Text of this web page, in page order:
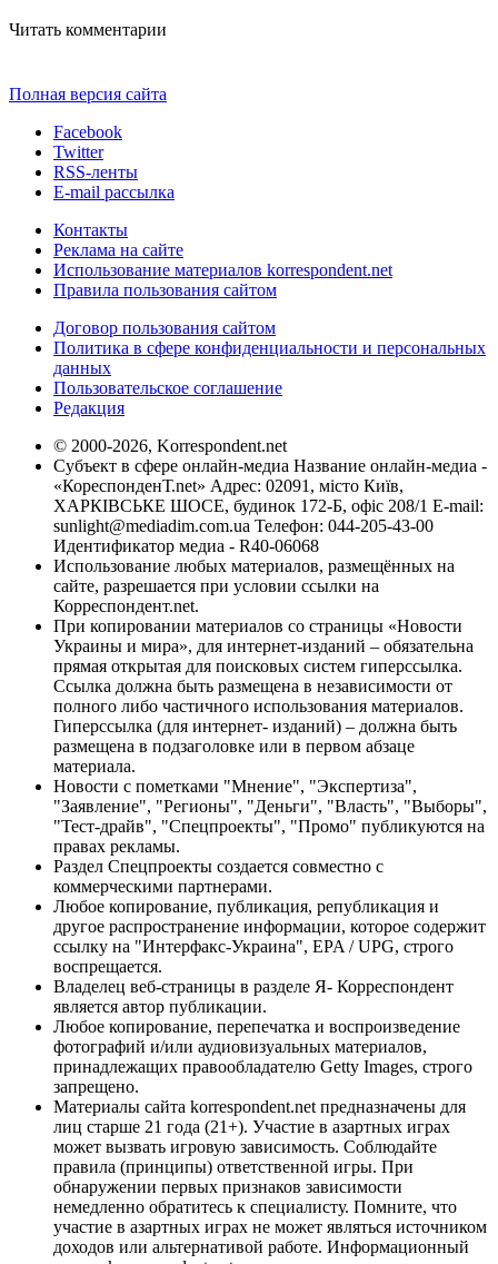
Читать комментарии
Полная версия сайта
Facebook
Twitter
RSS-ленты
E-mail рассылка
Контакты
Реклама на сайте
Использование материалов korrespondent.net
Правила пользования сайтом
Договор пользования сайтом
Политика в сфере конфиденциальности и персональных
данных
Пользовательское соглашение
Редакция
© 2000-2026, Korrespondent.net
Субъект в сфере онлайн-медиа Название онлайн-медиа -
«КореспонденТ.net» Адрес: 02091, місто Київ,
ХАРКІВСЬКЕ ШОСЕ, будинок 172-Б, офіс 208/1 E-mail:
sunlight@mediadim.com.ua Телефон: 044-205-43-00
Идентификатор медиа - R40-06068
Использование любых материалов, размещённых на
сайте, разрешается при условии ссылки на
Корреспондент.net.
При копировании материалов со страницы «Новости
Украины и мира», для интернет-изданий – обязательна
прямая открытая для поисковых систем гиперссылка.
Ссылка должна быть размещена в независимости от
полного либо частичного использования материалов.
Гиперссылка (для интернет- изданий) – должна быть
размещена в подзаголовке или в первом абзаце
материала.
Новости с пометками "Мнение", "Экспертиза",
"Заявление", "Регионы", "Деньги", "Власть", "Выборы",
"Тест-драйв", "Спецпроекты", "Промо" публикуются на
правах рекламы.
Раздел Спецпроекты создается совместно с
коммерческими партнерами.
Любое копирование, публикация, републикация и
другое распространение информации, которое содержит
ссылку на "Интерфакс-Украина", EPA / UPG, строго
воспрещается.
Владелец веб-страницы в разделе Я- Корреспондент
является автор публикации.
Любое копирование, перепечатка и воспроизведение
фотографий и/или аудиовизуальных материалов,
принадлежащих правообладателю Getty Images, строго
запрещено.
Материалы сайта korrespondent.net предназначены для
лиц старше 21 года (21+). Участие в азартных играх
может вызвать игровую зависимость. Соблюдайте
правила (принципы) ответственной игры. При
обнаружении первых признаков зависимости
немедленно обратитесь к специалисту. Помните, что
участие в азартных играх не может являться источником
доходов или альтернативой работе. Информационный